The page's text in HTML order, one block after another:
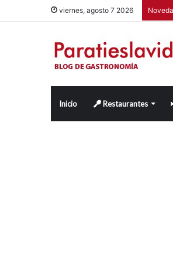
viernes, agosto 7 2026
Inicio Restaurantes